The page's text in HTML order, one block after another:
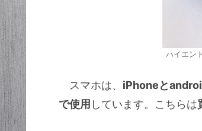
ハイエン
スマホは、 iPhoneと
で使用 しています。こちらは